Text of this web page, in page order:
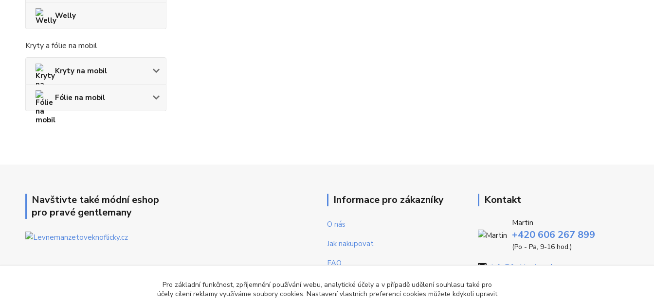
Welly
Kryty a fólie na mobil
Kryty na mobil
Fólie na mobil
Navštivte také módní eshop
pro pravé gentlemany
Informace pro zákazníky
O nás
Jak nakupovat
FAQ
Obchodní podmínky
Kontakt
Martin
+420 606 267 899
(Po - Pa, 9-16 hod.)
info@fashiontrend.cz
Pro základní funkčnost, zpříjemnění používání webu, analytické účely a v případě udělení souhlasu také pro
účely cílení reklamy využíváme soubory cookies. Nastavení vlastních preferencí cookies můžete kdykoli upravit